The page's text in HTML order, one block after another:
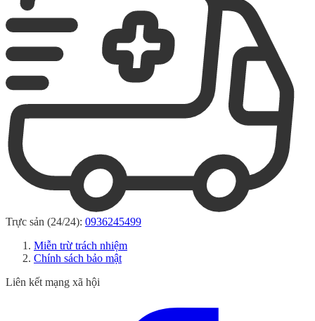
Trực sản (24/24): 0936245499
Miễn trừ trách nhiệm
Chính sách bảo mật
Liên kết mạng xã hội